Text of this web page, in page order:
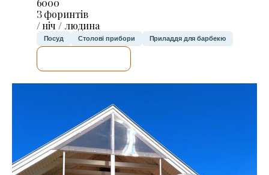
6000
З форинтів
/ ніч / людина
Посуд Столові прибори Приладдя для барбекю